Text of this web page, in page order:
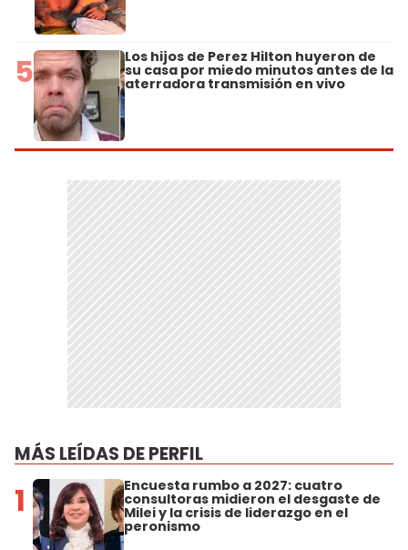
5 Los hijos de Perez Hilton huyeron de
su casa por miedo minutos antes de la
aterradora transmisión en vivo
MÁS LEÍDAS DE PERFIL
1 Encuesta rumbo a 2027: cuatro
consultoras midieron el desgaste de
Milei y la crisis de liderazgo en el
peronismo